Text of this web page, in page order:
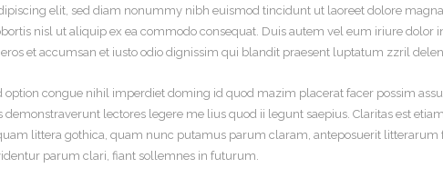
elit, sed diam nonummy nibh euismod tincidunt ut laoreet dolore
nisl ut aliquip ex ea commodo consequat. Duis autem vel eum iriure dolor
et accumsan et iusto odio dignissim qui blandit praesent luptatum zzril
congue nihil imperdiet doming id quod mazim placerat facer possim
lectores legere me lius quod ii legunt saepius. Claritas est
littera gothica, quam nunc putamus parum claram, anteposuerit
parum clari, fiant sollemnes in futurum.